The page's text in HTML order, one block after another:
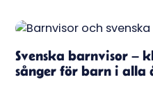
Svenska barnvisor –
sånger för barn i alla